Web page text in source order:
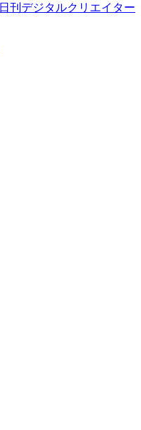
日刊デジタルクリエイター